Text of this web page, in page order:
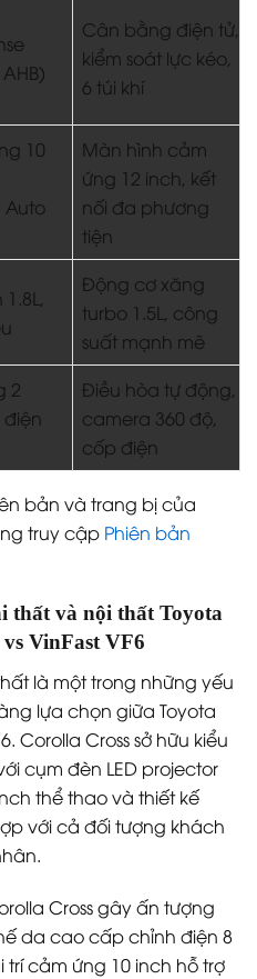
Cân bằng điện tử,
kiểm soát lực kéo,
6 túi khí
10
Auto
Màn hình cảm
ứng 12 inch, kết
nối đa phương
tiện
Động cơ xăng
turbo 1.5L, công
suất mạnh mẽ
2
Điều hòa tự động,
camera 360 độ,
cốp điện
bản và trang bị của
truy cập Phiên bản
thất và nội thất Toyota
VinFast VF6
là một trong những yếu
lựa chọn giữa Toyota
Corolla Cross sở hữu kiểu
cụm đèn LED projector
thể thao và thiết kế
với cả đối tượng khách
Cross gây ấn tượng
da cao cấp chỉnh điện 8
cảm ứng 10 inch hỗ trợ